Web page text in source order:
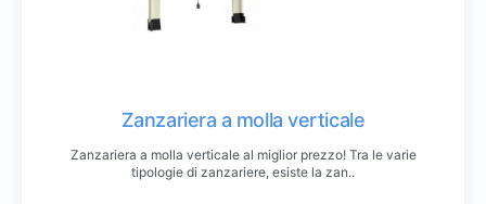
Zanzariera a molla verticale
Zanzariera a molla verticale al miglior prezzo! Tra le varie
tipologie di zanzariere, esiste la zan..